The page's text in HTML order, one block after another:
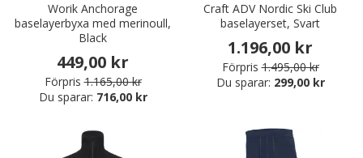
Worik Anchorage
baselayerbyxa med merinoull,
Black
449,00 kr
Förpris 1.165,00 kr
Du sparar: 716,00 kr
Craft ADV Nordic Ski Club
baselayerset, Svart
1.196,00 kr
Förpris 1.495,00 kr
Du sparar: 299,00 kr